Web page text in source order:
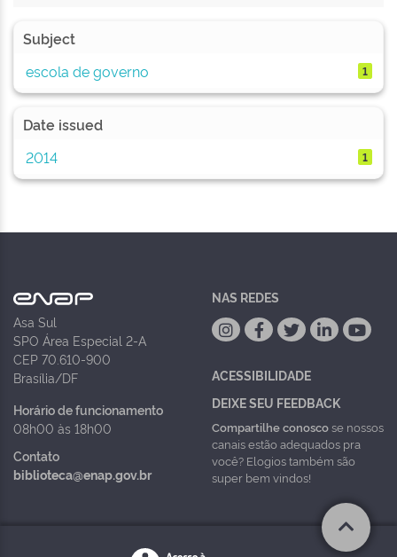
Subject
escola de governo
1
Date issued
2014
1
Asa Sul
SPO Área Especial 2-A
CEP 70.610-900
Brasília/DF
Horário de funcionamento
08h00 às 18h00
Contato
biblioteca@enap.gov.br
NAS REDES
ACESSIBILIDADE
DEIXE SEU FEEDBACK
Compartilhe conoscose nossos
canais estão adequados pra
você? Elogios também são
super bem vindos!